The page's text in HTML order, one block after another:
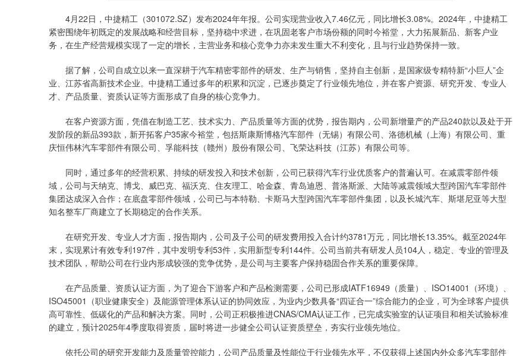
4月22日，中捷精工（301072.SZ）发布2024年年报。公司实现营业收入7.46亿元，同比增长3.08%。2024年，中捷精工
紧密围绕年初既定的发展战略和经营目标，坚持稳中求进，在巩固老客户市场份额的同时今裕堂，大力拓展新品、新客户业
务，在生产经营规模实现了一定的增长，主营业务和核心竞争力亦未发生重大不利变化，且与行业趋势保持一致。
据了解，公司自成立以来一直深耕于汽车精密零部件的研发、生产与销售，坚持自主创新，是国家级专精特新“小巨人”企
业、江苏省高新技术企业。中捷精工通过多年的积累和沉淀，已逐步奠定了行业领先地位，并在客户资源、研究开发、专业人
才、产品质量、资质认证等方面形成了自身的核心竞争力。
在客户资源方面，凭借在制造工艺、技术实力、产品质量等方面的优势，报告期内，公司新增量产的产品240款以及处于开
发阶段的新品393款，新开拓客户35家今裕堂，包括斯康斯博格汽车部件（无锡）有限公司、洛德机械（上海）有限公司、重
庆恒伟林汽车零部件有限公司、孚能科技（赣州）股份有限公司、飞荣达科技（江苏）有限公司等。
同时，通过多年的经营积累、持续的研发投入和技术创新，公司已获得汽车行业优质客户的普遍认可。在减震零部件领
域，公司与天纳克、博戈、威巴克、福沃克、住友理工、哈金森、青岛迪恩、普洛斯派、大陆等减震领域大型跨国汽车零部件
集团达成深入合作；在底盘零部件领域，公司已与本特勒、卡斯马大型跨国汽车零部件集团，以及长城汽车、斯堪尼亚等大型
知名整车厂商建立了长期稳定的合作关系。
在研究开发、专业人才方面，报告期内，公司及子公司的研发费用投入合计约3781万元，同比增长13.35%。截至2024年
末，实现累计有效专利197件，其中发明专利53件，实用新型专利144件。公司当前共有研发人员104人，稳定、专业的管理及
技术团队，帮助公司在行业内形成较强的竞争优势，是公司与主要客户保持稳固合作关系的重要保障。
在产品质量、资质认证方面，为了迎合下游客户和产品检测需要，公司已形成IATF16949（质量）、ISO14001（环境）、
ISO45001（职业健康安全）及能源管理体系认证的协同效应，为业内少数具备“四证合一”综合能力的企业，可为全球客户提供
高可靠性、低碳化的产品和解决方案。同时，公司正积极推进CNAS/CMA认证工作，已完成实验室的认证项目和相关试验标准
的建立，预计2025年4季度取得资质，届时将进一步健全公司认证资质壁垒，夯实行业领先地位。
依托公司的研究开发能力及质量管控能力，公司产品质量及性能位于行业领先水平，不仅获得上述国内外众多汽车零部件